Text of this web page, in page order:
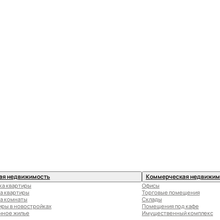
недвижимость
квартиры
квартиры
комнаты
в новостройках
жилье
Коммерческая
Офисы
Торговые помещения
Склады
Помещения под кафе
Имущественный комплекс